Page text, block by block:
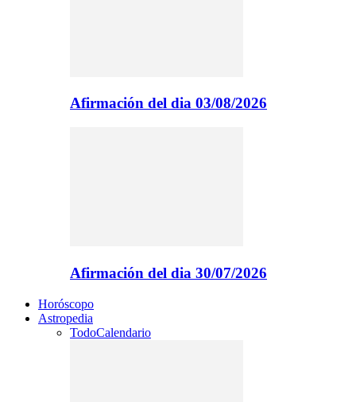
Afirmación del dia 03/08/2026
Afirmación del dia 30/07/2026
Horóscopo
Astropedia
TodoCalendario